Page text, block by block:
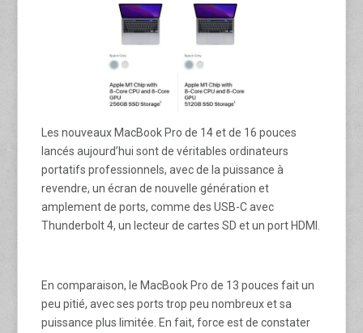
Les nouveaux MacBook Pro de 14 et de 16 pouces
lancés aujourd’hui sont de véritables ordinateurs
portatifs professionnels, avec de la puissance à
revendre, un écran de nouvelle génération et
amplement de ports, comme des USB-C avec
Thunderbolt 4, un lecteur de cartes SD et un port HDMI.
En comparaison, le MacBook Pro de 13 pouces fait un
peu pitié, avec ses ports trop peu nombreux et sa
puissance plus limitée. En fait, force est de constater